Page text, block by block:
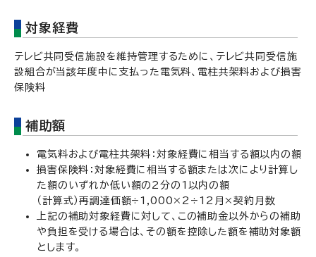
対象経費
テレビ共同受信施設を維持管理するために、テレビ共同受信施
設組合が当該年度中に支払った電気料、電柱共架料および損害
保険料
補助額
電気料および電柱共架料：対象経費に相当する額以内の額
損害保険料：対象経費に相当する額または次により計算し
た額のいずれか低い額の2分の1以内の額
（計算式）再調達価額÷1,000×2÷12月×契約月数
上記の補助対象経費に対して、この補助金以外からの補助
や負担を受ける場合は、その額を控除した額を補助対象額
とします。